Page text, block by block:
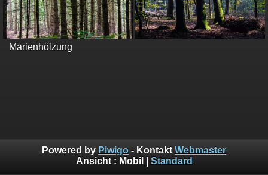
Marienhölzung
Powered by Piwigo - Kontakt Webmaster
Ansicht : Mobil Standard